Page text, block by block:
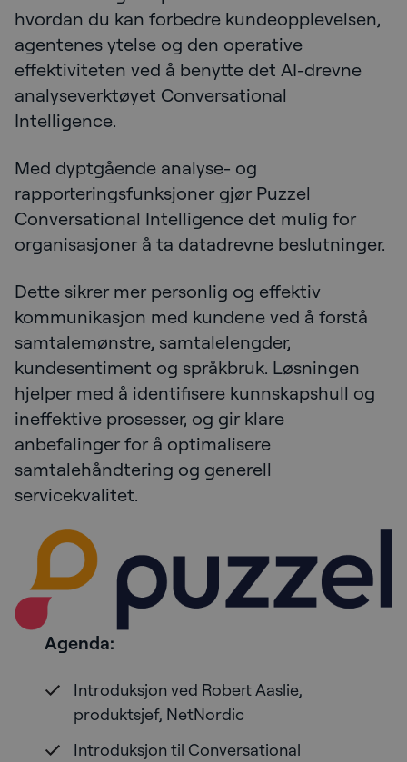
hvordan du kan forbedre kundeopplevelsen,
agentenes ytelse og den operative
effektiviteten ved å benytte det AI-drevne
analyseverktøyet Conversational
Intelligence.
Med dyptgående analyse- og
rapporteringsfunksjoner gjør Puzzel
Conversational Intelligence det mulig for
organisasjoner å ta datadrevne beslutninger.
Dette sikrer mer personlig og effektiv
kommunikasjon med kundene ved å forstå
samtalemønstre, samtalelengder,
kundesentiment og språkbruk. Løsningen
hjelper med å identifisere kunnskapshull og
ineffektive prosesser, og gir klare
anbefalinger for å optimalisere
samtalehåndtering og generell
servicekvalitet.
Agenda:
Introduksjon ved Robert Aaslie,
produktsjef, NetNordic
Introduksjon til Conversational